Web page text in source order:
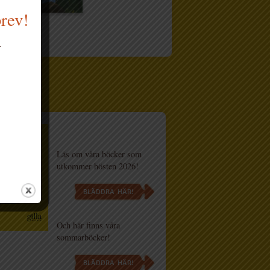
Läs om våra böcker som
utkommer hösten 2026!
BLÄDDRA HÄR!
Och här finns våra
sommarböcker!
BLÄDDRA HÄR!